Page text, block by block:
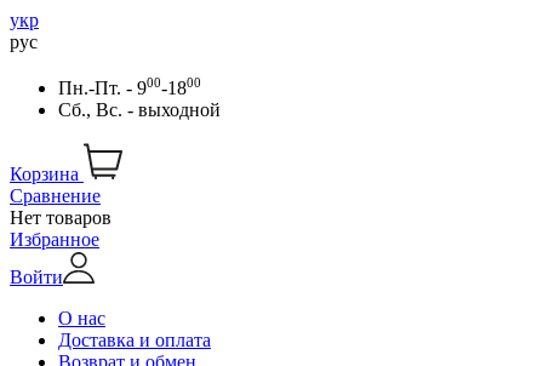
укр
рус
Пн.-Пт. - 900-1800
Сб., Вс. - выходной
Корзина
Сравнение
Нет товаров
Избранное
Войти
О нас
Доставка и оплата